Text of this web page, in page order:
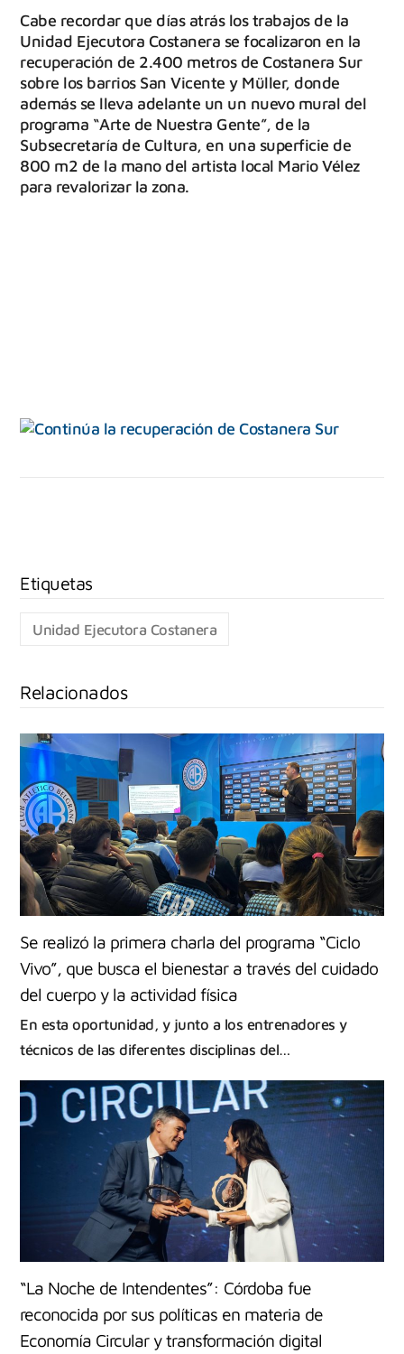
Cabe recordar que días atrás los trabajos de la
Unidad Ejecutora Costanera se focalizaron en la
recuperación de 2.400 metros de Costanera Sur
sobre los barrios San Vicente y Müller, donde
además se lleva adelante un un nuevo mural del
programa “Arte de Nuestra Gente”, de la
Subsecretaría de Cultura, en una superficie de
800 m2 de la mano del artista local Mario Vélez
para revalorizar la zona.
Unidad Ejecutora Costanera
Relacionados
Se realizó la primera charla del programa “Ciclo
Vivo”, que busca el bienestar a través del cuidado
del cuerpo y la actividad física
En esta oportunidad, y junto a los entrenadores y
técnicos de las diferentes disciplinas del…
“La Noche de Intendentes”: Córdoba fue
reconocida por sus políticas en materia de
Economía Circular y transformación digital